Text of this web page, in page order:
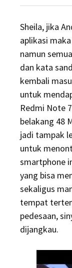
Sheila, jika
aplikasi
namun
dan kata
kembali
untuk
Redmi Note
belakang 48
jadi tampak
untuk
smartphone
yang bisa
sekaligus
tempat
pedesaan,
dijangkau.